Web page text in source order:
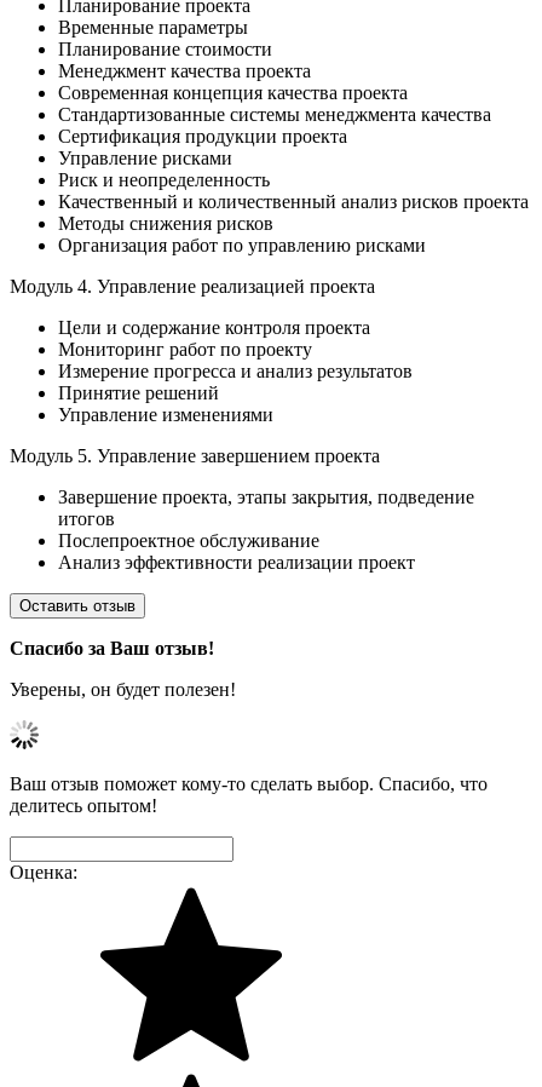
Планирование проекта
Временные параметры
Планирование стоимости
Менеджмент качества проекта
Современная концепция качества проекта
Стандартизованные системы менеджмента качества
Сертификация продукции проекта
Управление рисками
Риск и неопределенность
Качественный и количественный анализ рисков проекта
Методы снижения рисков
Организация работ по управлению рисками
Модуль 4. Управление реализацией проекта
Цели и содержание контроля проекта
Мониторинг работ по проекту
Измерение прогресса и анализ результатов
Принятие решений
Управление изменениями
Модуль 5. Управление завершением проекта
Завершение проекта, этапы закрытия, подведение
итогов
Послепроектное обслуживание
Анализ эффективности реализации проект
Оставить отзыв
Спасибо за Ваш отзыв!
Уверены, он будет полезен!
Ваш отзыв поможет кому-то сделать выбор. Спасибо, что
делитесь опытом!
Оценка: